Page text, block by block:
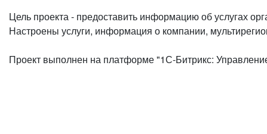
Цель проекта - предоставить информацию об услугах
Настроены услуги, информация о компании,
Проект выполнен на платформе "1С-Битрикс: